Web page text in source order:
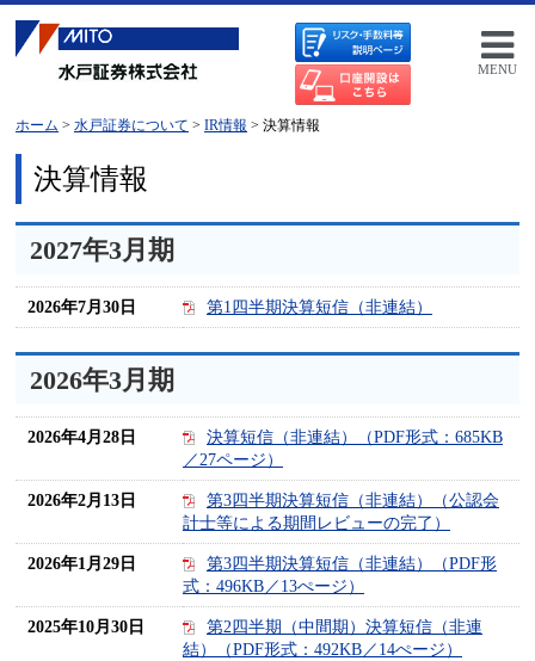
MENU
ホーム > 水戸証券について > IR情報 > 決算情報
決算情報
2027年3月期
2026年7月30日 第1四半期決算短信（非連結）
2026年3月期
2026年4月28日
決算短信（非連結）（PDF形式：685KB
／27ページ）
2026年2月13日
第3四半期決算短信（非連結）（公認会
計士等による期間レビューの完了）
2026年1月29日
第3四半期決算短信（非連結）（PDF形
式：496KB／13ぺージ）
2025年10月30日
第2四半期（中間期）決算短信（非連
結）（PDF形式：492KB／14ぺージ）